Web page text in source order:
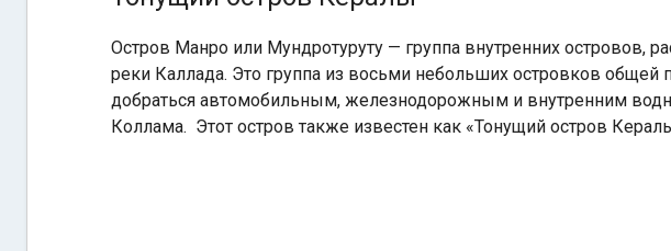
Аравийское море
Остров Манро или Мундротуруту — группа внутренних островов,
реки Каллада. Это группа из восьми небольших островков
добраться автомобильным, железнодорожным и внутренним
Коллама. Этот остров также известен как «Тонущий остров